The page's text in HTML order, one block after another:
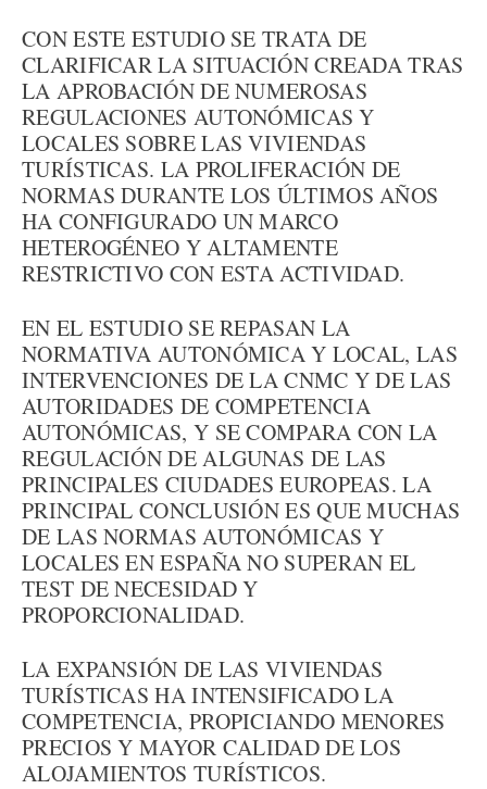
CON ESTE ESTUDIO SE TRATA DE
CLARIFICAR LA SITUACIÓN CREADA TRAS
LA APROBACIÓN DE NUMEROSAS
REGULACIONES AUTONÓMICAS Y
LOCALES SOBRE LAS VIVIENDAS
TURÍSTICAS. LA PROLIFERACIÓN DE
NORMAS DURANTE LOS ÚLTIMOS AÑOS
HA CONFIGURADO UN MARCO
HETEROGÉNEO Y ALTAMENTE
RESTRICTIVO CON ESTA ACTIVIDAD.
EN EL ESTUDIO SE REPASAN LA
NORMATIVA AUTONÓMICA Y LOCAL, LAS
INTERVENCIONES DE LA CNMC Y DE LAS
AUTORIDADES DE COMPETENCIA
AUTONÓMICAS, Y SE COMPARA CON LA
REGULACIÓN DE ALGUNAS DE LAS
PRINCIPALES CIUDADES EUROPEAS. LA
PRINCIPAL CONCLUSIÓN ES QUE MUCHAS
DE LAS NORMAS AUTONÓMICAS Y
LOCALES EN ESPAÑA NO SUPERAN EL
TEST DE NECESIDAD Y
PROPORCIONALIDAD.
LA EXPANSIÓN DE LAS VIVIENDAS
TURÍSTICAS HA INTENSIFICADO LA
COMPETENCIA, PROPICIANDO MENORES
PRECIOS Y MAYOR CALIDAD DE LOS
ALOJAMIENTOS TURÍSTICOS.